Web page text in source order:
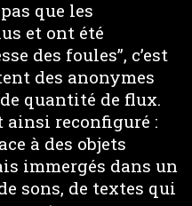
que les
et ont été
des foules”, c’est
des anonymes
quantité de flux.
ainsi reconfiguré :
à des objets
immergés dans un
sons, de textes qui